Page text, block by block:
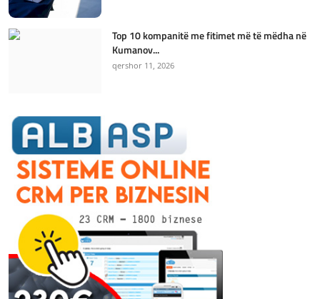
Top 10 kompanitë me fitimet më të mëdha në
Kumanov...
qershor 11, 2026